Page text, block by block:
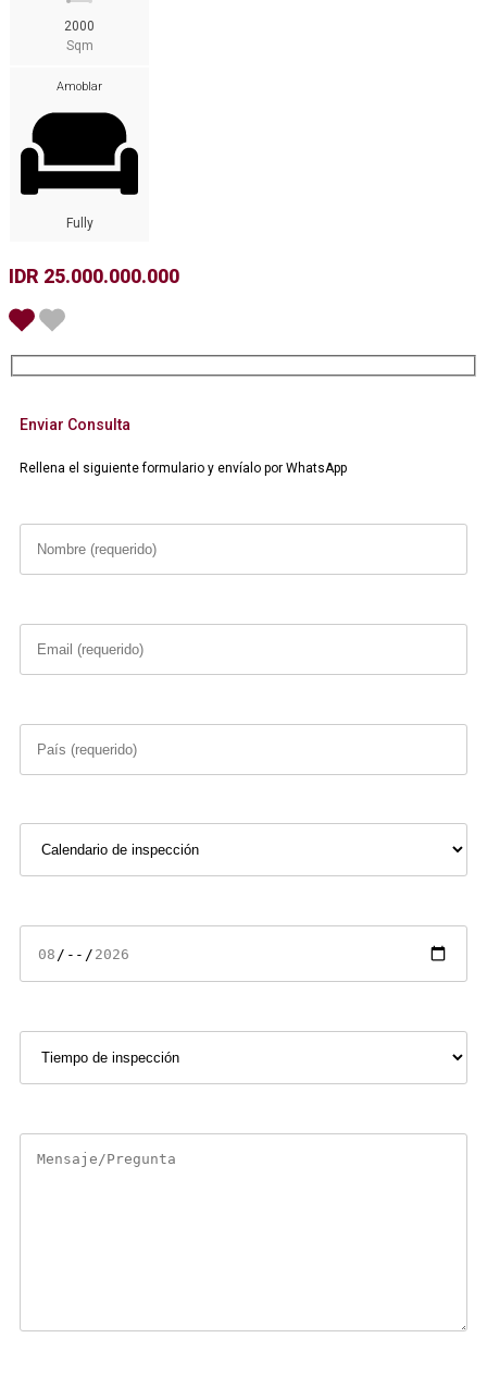
2000
Sqm
Amoblar
Fully
IDR 25.000.000.000
Enviar Consulta
Rellena el siguiente formulario y envíalo por WhatsApp